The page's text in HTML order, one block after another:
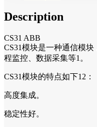
Description
CS31 ABB
CS31模块是一种通信模
程监控、数据采集等1。
CS31模块的特点如下12：
高度集成。
稳定性好。